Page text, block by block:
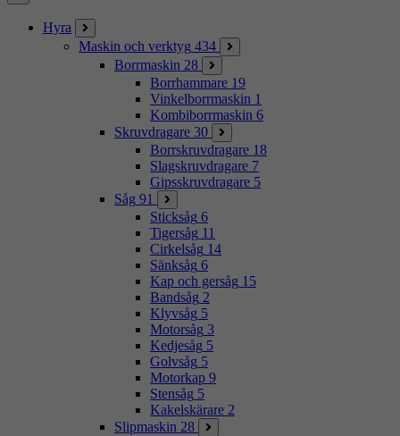
Stäng
Hyra
Maskin och verktyg 434
Borrmaskin 28
Borrhammare 19
Vinkelborrmaskin 1
Kombiborrmaskin 6
Skruvdragare 30
Borrskruvdragare 18
Slagskruvdragare 7
Gipsskruvdragare 5
Såg 91
Sticksåg 6
Tigersåg 11
Cirkelsåg 14
Sänksåg 6
Kap och gersåg 15
Bandsåg 2
Klyvsåg 5
Motorsåg 3
Kedjesåg 5
Golvsåg 5
Motorkap 9
Stensåg 5
Kakelskärare 2
Slipmaskin 28